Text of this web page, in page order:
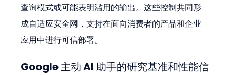
查询模式或可能表明滥用的输出。这些控制共同形
成自适应安全网，支持在面向消费者的产品和企业
应用中进行可信部署。
Google 主动 AI 助手的研究基准和性能信